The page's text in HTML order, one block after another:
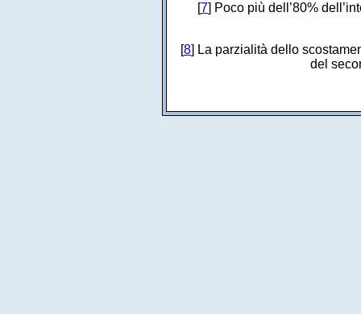
[7] Poco più dell’80%
[8] La parzialità dello
del